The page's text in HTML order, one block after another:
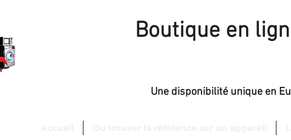
Boutique en
Une disponibilité unique en